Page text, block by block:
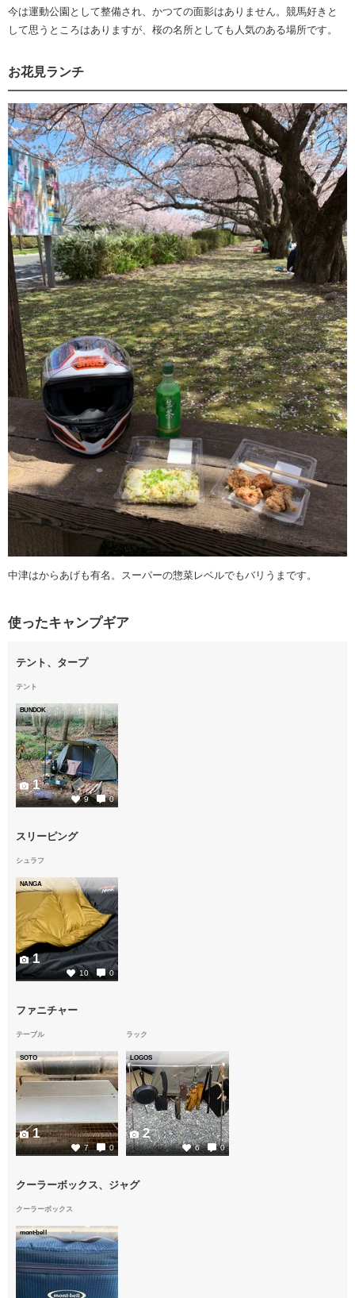
今は運動公園として整備され、かつての面影はありません。競馬好きと
して思うところはありますが、桜の名所としても人気のある場所です。
お花見ランチ
中津はからあげも有名。スーパーの惣菜レベルでもバリうまです。
使ったキャンプギア
テント、タープ
テント
BUNDOK
9 0
1
スリーピング
シュラフ
NANGA
10 0
1
ファニチャー
テーブル
SOTO
7 0
1
ラック
LOGOS
6 0
2
クーラーボックス、ジャグ
クーラーボックス
mont-bell